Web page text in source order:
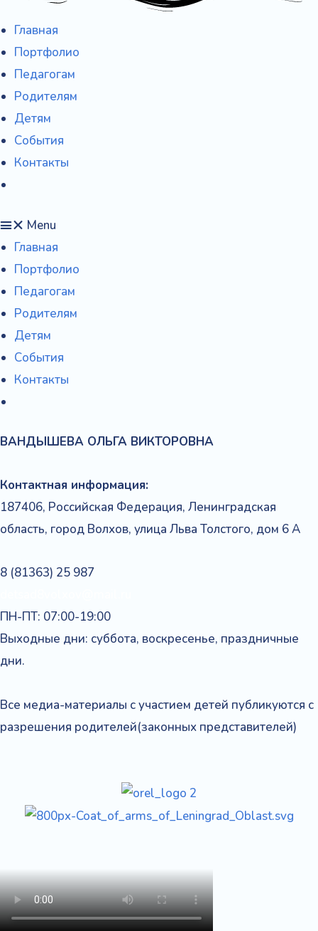
Главная
Портфолио
Педагогам
Родителям
Детям
События
Контакты
Menu
Главная
Портфолио
Педагогам
Родителям
Детям
События
Контакты
ВАНДЫШЕВА ОЛЬГА ВИКТОРОВНА
Контактная информация:
187406, Российская Федерация, Ленинградская
область, город Волхов, улица Льва Толстого, дом 6 А
8 (81363) 25 987
ПН-ПТ: 07:00-19:00
Выходные дни: суббота, воскресенье, праздничные
дни.
Все медиа-материалы с участием детей публикуются с
разрешения родителей(законных представителей)